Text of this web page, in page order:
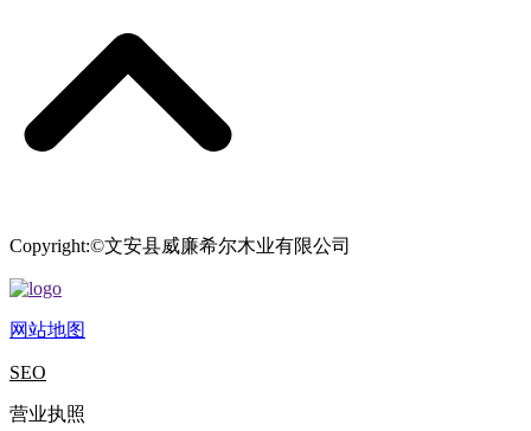
Copyright:©文安县威廉希尔木业有限公司
网站地图
SEO
营业执照